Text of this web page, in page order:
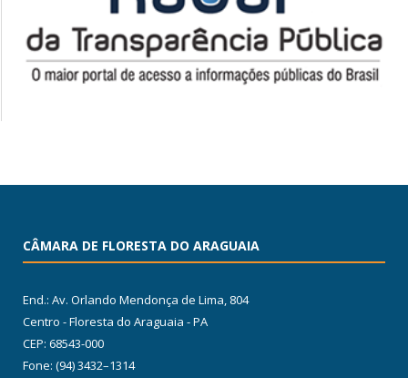
CÂMARA DE FLORESTA DO ARAGUAIA
End.: Av. Orlando Mendonça de Lima, 804
Centro - Floresta do Araguaia - PA
CEP: 68543-000
Fone: (94) 3432–1314